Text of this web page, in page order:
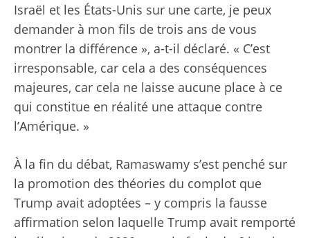
Israël et les États-Unis sur une carte, je peux
demander à mon fils de trois ans de vous
montrer la différence », a-t-il déclaré. « C’est
irresponsable, car cela a des conséquences
majeures, car cela ne laisse aucune place à ce
qui constitue en réalité une attaque contre
l’Amérique. »
À la fin du débat, Ramaswamy s’est penché sur
la promotion des théories du complot que
Trump avait adoptées – y compris la fausse
affirmation selon laquelle Trump avait remporté